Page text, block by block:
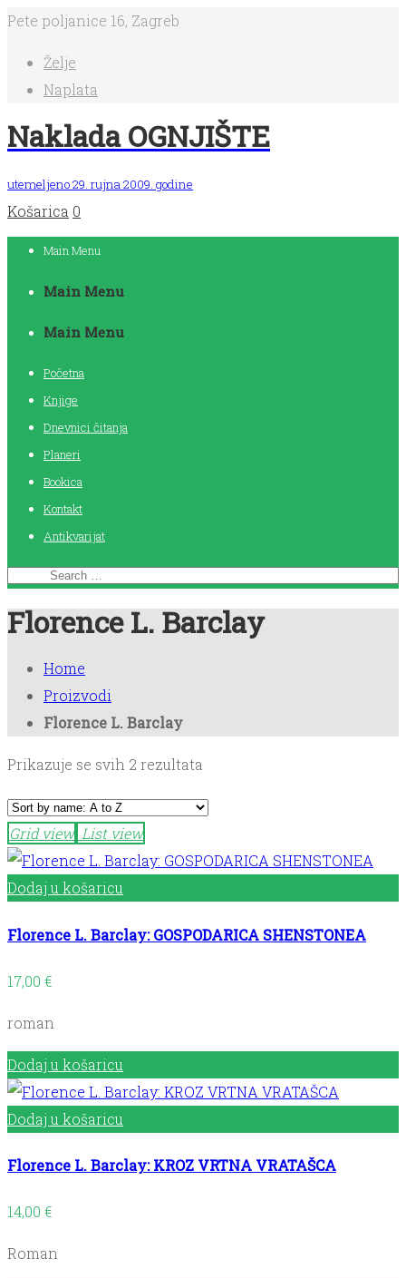
Pete poljanice 16, Zagreb
Želje
Naplata
Naklada OGNJIŠTE
utemeljeno 29. rujna 2009. godine
Košarica 0
Main Menu
Main Menu
Main Menu
Početna
Knjige
Dnevnici čitanja
Planeri
Bookica
Kontakt
Antikvarijat
Florence L. Barclay
Home
Proizvodi
Florence L. Barclay
Prikazuje se svih 2 rezultata
Grid view List view
Dodaj u košaricu
Florence L. Barclay: GOSPODARICA SHENSTONEA
17,00 €
roman
Dodaj u košaricu
Dodaj u košaricu
Florence L. Barclay: KROZ VRTNA VRATAŠCA
14,00 €
Roman